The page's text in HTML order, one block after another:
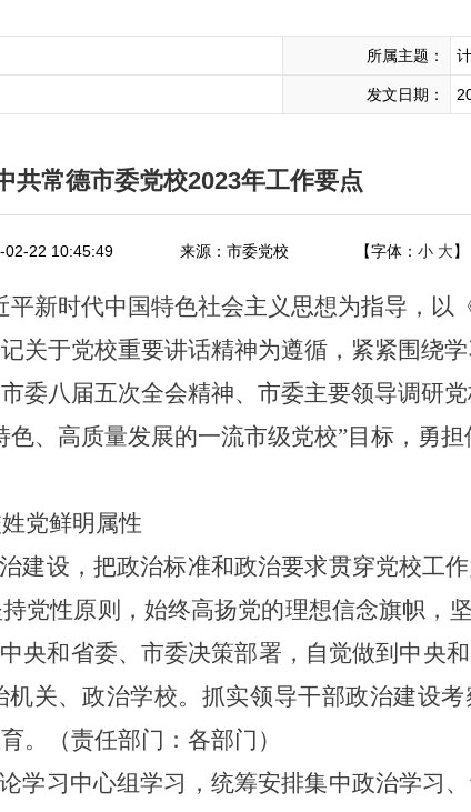
所属主题：
发文日期：
共常德市委党校2023年工作要点
02-22 10:45:49 来源：市委党校 【字体： 小 大】
平新时代中国特色社会主义思想为指导，以
关于党校重要讲话精神为遵循，紧紧围绕
委八届五次全会精神、市委主要领导调研
、高质量发展的一流市级党校”目标，勇
党鲜明属性
建设，把政治标准和政治要求贯穿党校工作
党性原则，始终高扬党的理想信念旗帜，
央和省委、市委决策部署，自觉做到中央
关、政治学校。抓实领导干部政治建设
。（责任部门：各部门）
学习中心组学习，统筹安排集中政治学习